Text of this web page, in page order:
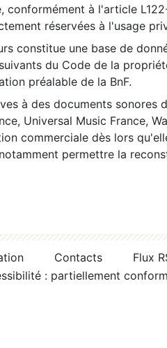
conformément à l'article
réservées à l'usage
constitue une base de
du Code de la
préalable de la BnF.
à des documents sonores
Universal Music France,
commerciale dès lors
permettre la
Contacts
Flux
: partiellement